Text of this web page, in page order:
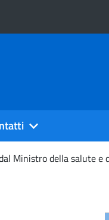
Ministro della salute